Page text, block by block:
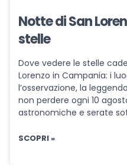
Notte di San
stelle
Dove vedere le stelle
Lorenzo in Campania: i
l’osservazione, la
non perdere ogni 10
astronomiche e serate
SCOPRI »